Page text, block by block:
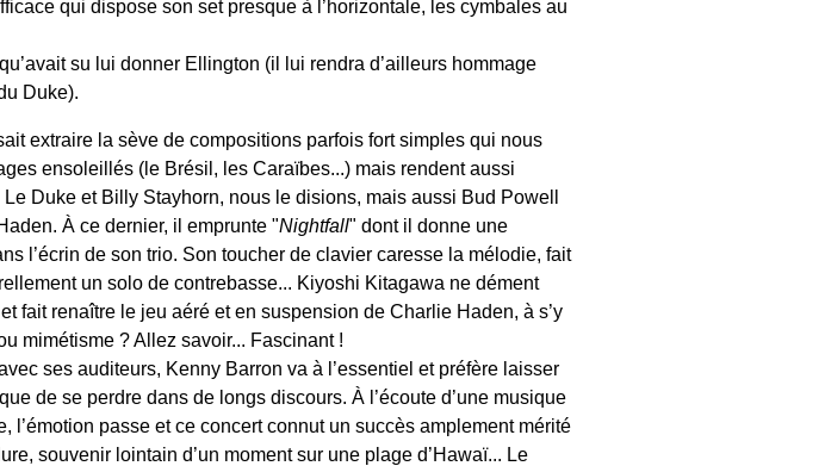
qui dispose son set presque à l’horizontale, les cymbales au
su lui donner Ellington (il lui rendra d’ailleurs hommage
Duke).
extraire la sève de compositions parfois fort simples qui nous
ensoleillés (le Brésil, les Caraïbes...) mais rendent aussi
Duke et Billy Stayhorn, nous le disions, mais aussi Bud Powell
À ce dernier, il emprunte "Nightfall" dont il donne une
l’écrin de son trio. Son toucher de clavier caresse la mélodie, fait
un solo de contrebasse... Kiyoshi Kitagawa ne dément
fait renaître le jeu aéré et en suspension de Charlie Haden, à s’y
mimétisme ? Allez savoir... Fascinant !
ses auditeurs, Kenny Barron va à l’essentiel et préfère laisser
de se perdre dans de longs discours. À l’écoute d’une musique
l’émotion passe et ce concert connut un succès amplement mérité
souvenir lointain d’un moment sur une plage d’Hawaï... Le